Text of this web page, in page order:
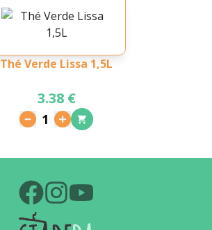
Thé Verde Lissa 1,5L
3.38 €
1